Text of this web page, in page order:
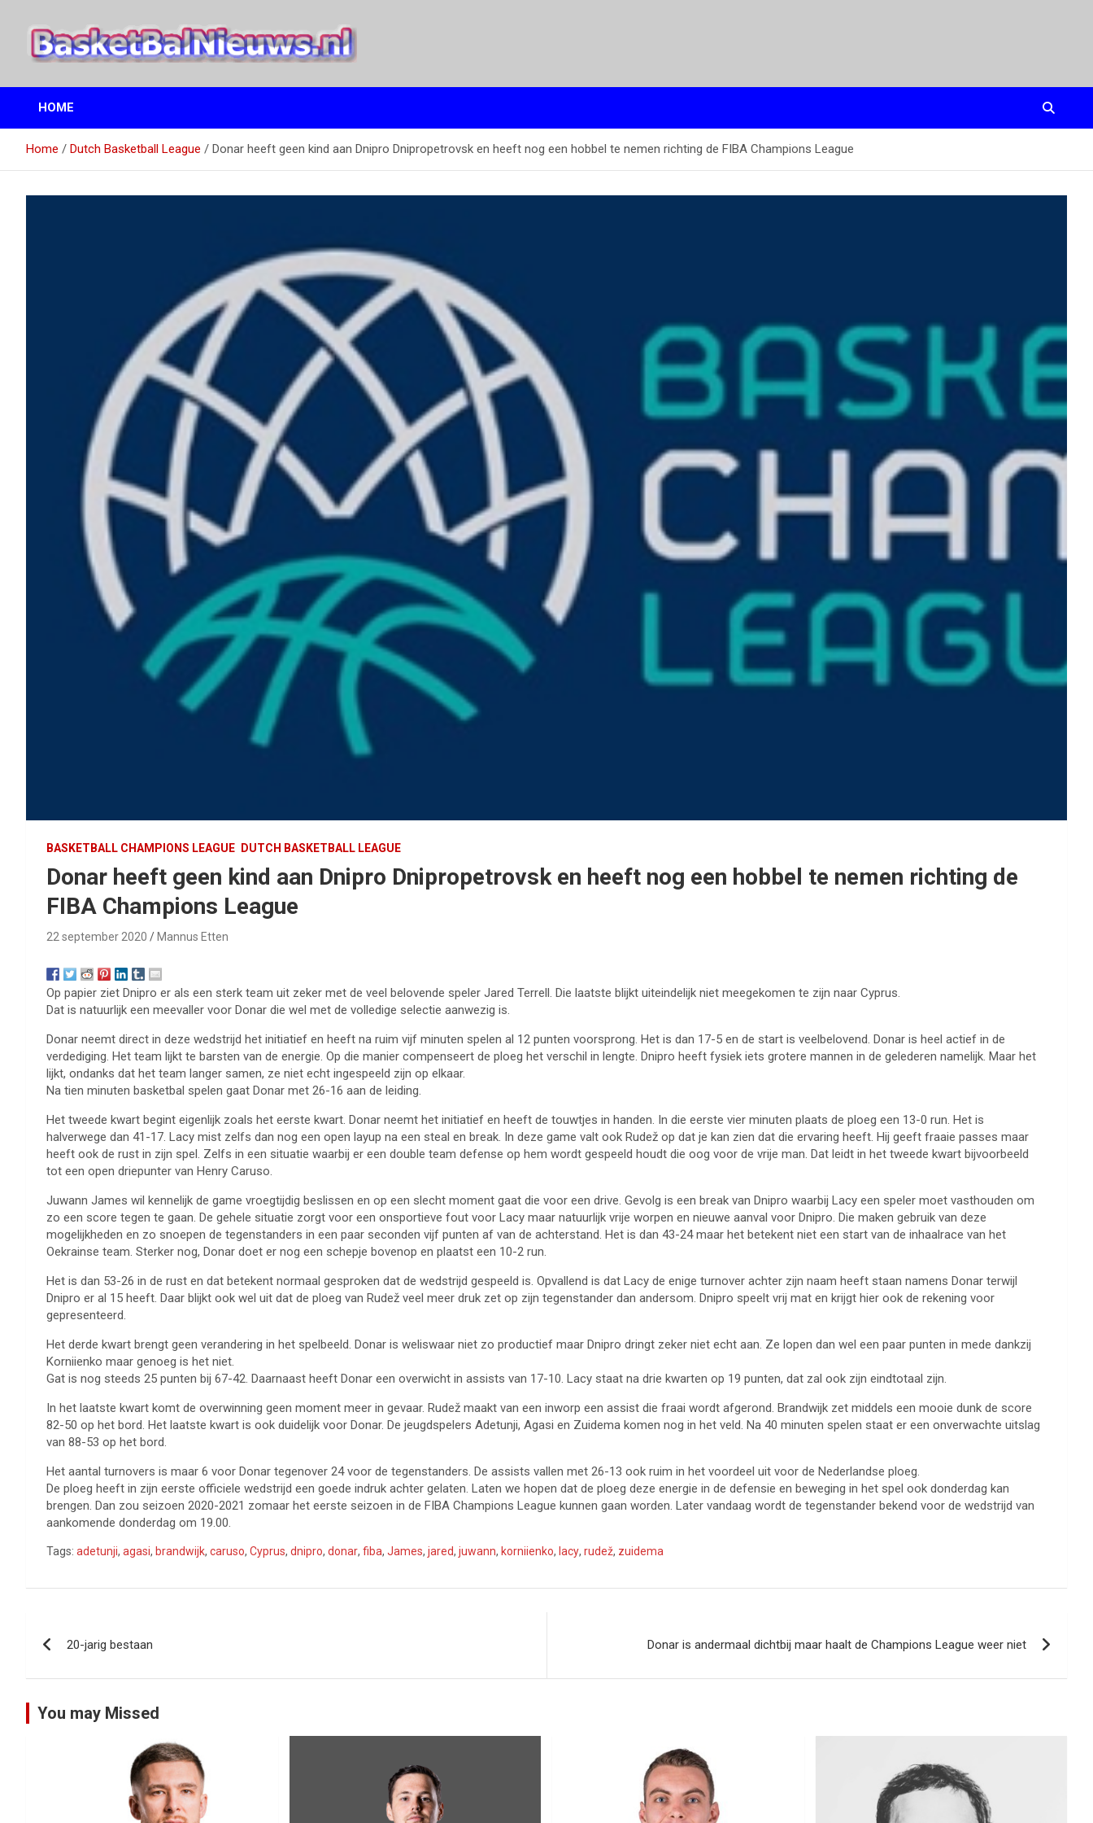
inhoud
BasketBalNieuws.nl
Etten
HOME
Home Dutch Basketball League Donar heeft geen kind aan Dnipro Dnipropetrovsk en heeft nog een hobbel te nemen richting de FIBA Champions League
BASKETBALL CHAMPIONS LEAGUE DUTCH BASKETBALL LEAGUE
Donar heeft geen kind aan Dnipro Dnipropetrovsk en heeft nog een hobbel te nemen richting de
FIBA Champions League
22 september 2020 Mannus Etten
Op papier ziet Dnipro er als een sterk team uit zeker met de veel belovende speler Jared Terrell. Die laatste blijkt uiteindelijk niet meegekomen te zijn naar Cyprus.
Dat is natuurlijk een meevaller voor Donar die wel met de volledige selectie aanwezig is.
Donar neemt direct in deze wedstrijd het initiatief en heeft na ruim vijf minuten spelen al 12 punten voorsprong. Het is dan 17-5 en de start is veelbelovend. Donar is heel actief in de
verdediging. Het team lijkt te barsten van de energie. Op die manier compenseert de ploeg het verschil in lengte. Dnipro heeft fysiek iets grotere mannen in de gelederen namelijk. Maar het
lijkt, ondanks dat het team langer samen, ze niet echt ingespeeld zijn op elkaar.
Na tien minuten basketbal spelen gaat Donar met 26-16 aan de leiding.
Het tweede kwart begint eigenlijk zoals het eerste kwart. Donar neemt het initiatief en heeft de touwtjes in handen. In die eerste vier minuten plaats de ploeg een 13-0 run. Het is
halverwege dan 41-17. Lacy mist zelfs dan nog een open layup na een steal en break. In deze game valt ook Rudež op dat je kan zien dat die ervaring heeft. Hij geeft fraaie passes maar
heeft ook de rust in zijn spel. Zelfs in een situatie waarbij er een double team defense op hem wordt gespeeld houdt die oog voor de vrije man. Dat leidt in het tweede kwart bijvoorbeeld
tot een open driepunter van Henry Caruso.
Juwann James wil kennelijk de game vroegtijdig beslissen en op een slecht moment gaat die voor een drive. Gevolg is een break van Dnipro waarbij Lacy een speler moet vasthouden om
zo een score tegen te gaan. De gehele situatie zorgt voor een onsportieve fout voor Lacy maar natuurlijk vrije worpen en nieuwe aanval voor Dnipro. Die maken gebruik van deze
mogelijkheden en zo snoepen de tegenstanders in een paar seconden vijf punten af van de achterstand. Het is dan 43-24 maar het betekent niet een start van de inhaalrace van het
Oekrainse team. Sterker nog, Donar doet er nog een schepje bovenop en plaatst een 10-2 run.
Het is dan 53-26 in de rust en dat betekent normaal gesproken dat de wedstrijd gespeeld is. Opvallend is dat Lacy de enige turnover achter zijn naam heeft staan namens Donar terwijl
Dnipro er al 15 heeft. Daar blijkt ook wel uit dat de ploeg van Rudež veel meer druk zet op zijn tegenstander dan andersom. Dnipro speelt vrij mat en krijgt hier ook de rekening voor
gepresenteerd.
Het derde kwart brengt geen verandering in het spelbeeld. Donar is weliswaar niet zo productief maar Dnipro dringt zeker niet echt aan. Ze lopen dan wel een paar punten in mede dankzij
Korniienko maar genoeg is het niet.
Gat is nog steeds 25 punten bij 67-42. Daarnaast heeft Donar een overwicht in assists van 17-10. Lacy staat na drie kwarten op 19 punten, dat zal ook zijn eindtotaal zijn.
In het laatste kwart komt de overwinning geen moment meer in gevaar. Rudež maakt van een inworp een assist die fraai wordt afgerond. Brandwijk zet middels een mooie dunk de score
82-50 op het bord. Het laatste kwart is ook duidelijk voor Donar. De jeugdspelers Adetunji, Agasi en Zuidema komen nog in het veld. Na 40 minuten spelen staat er een onverwachte uitslag
van 88-53 op het bord.
Het aantal turnovers is maar 6 voor Donar tegenover 24 voor de tegenstanders. De assists vallen met 26-13 ook ruim in het voordeel uit voor de Nederlandse ploeg.
De ploeg heeft in zijn eerste officiele wedstrijd een goede indruk achter gelaten. Laten we hopen dat de ploeg deze energie in de defensie en beweging in het spel ook donderdag kan
brengen. Dan zou seizoen 2020-2021 zomaar het eerste seizoen in de FIBA Champions League kunnen gaan worden. Later vandaag wordt de tegenstander bekend voor de wedstrijd van
aankomende donderdag om 19.00.
Tags: adetunji, agasi, brandwijk, caruso, Cyprus, dnipro, donar, fiba, James, jared, juwann, korniienko, lacy, rudež, zuidema
navigatie
20-jarig bestaan Donar is andermaal dichtbij maar haalt de Champions League weer niet
You may Missed